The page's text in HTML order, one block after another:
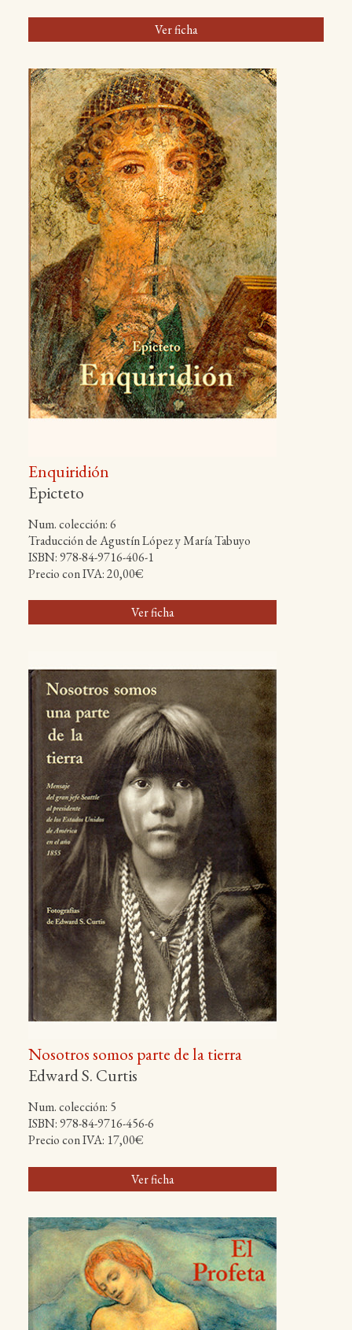
Ver ficha
Enquiridión
Epicteto
Num. colección: 6
Traducción de Agustín López y María Tabuyo
ISBN: 978-84-9716-406-1
Precio con IVA: 20,00€
Ver ficha
Nosotros somos parte de la tierra
Edward S. Curtis
Num. colección: 5
ISBN: 978-84-9716-456-6
Precio con IVA: 17,00€
Ver ficha